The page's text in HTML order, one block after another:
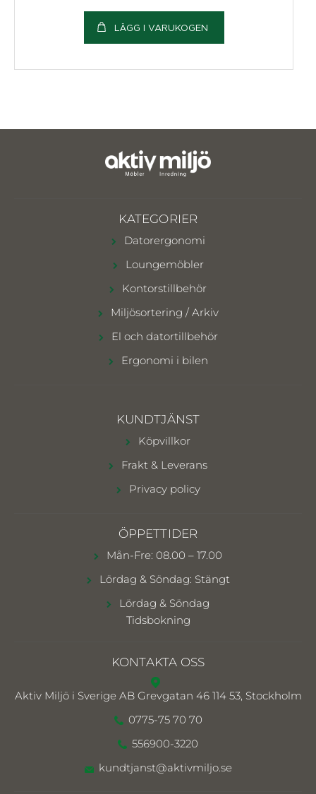
LÄGG I VARUKOGEN
KATEGORIER
Datorergonomi
Loungemöbler
Kontorstillbehör
Miljösortering / Arkiv
El och datortillbehör
Ergonomi i bilen
KUNDTJÄNST
Köpvillkor
Frakt & Leverans
Privacy policy
ÖPPETTIDER
Mån-Fre: 08.00 – 17.00
Lördag & Söndag: Stängt
Lördag & Söndag
Tidsbokning
KONTAKTA OSS
Aktiv Miljö i Sverige AB Grevgatan 46 114 53, Stockholm
0775-75 70 70
556900-3220
kundtjanst@aktivmiljo.se